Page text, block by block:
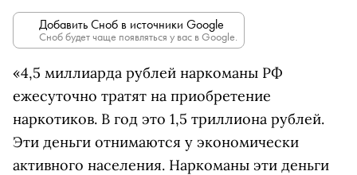
Добавить Сноб в источники Google
Сноб будет чаще появляться у вас в Google.
«4,5 миллиарда рублей наркоманы РФ
ежесуточно тратят на приобретение
наркотиков. В год это 1,5 триллиона рублей.
Эти деньги отнимаются у экономически
активного населения. Наркоманы эти деньги